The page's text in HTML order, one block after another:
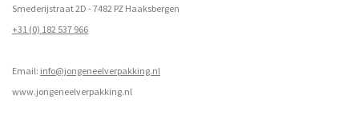
Smederijstraat 2D - 7482 PZ Haaksbergen
+31 (0) 182 537 966
Email: info@jongeneelverpakking.nl
www.jongeneelverpakking.nl